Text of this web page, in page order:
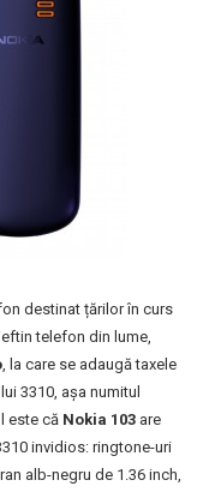
destinat țărilor în curs
telefon din lume,
, la care se adaugă taxele
3310, așa numitul
este că Nokia 103 are
invidios: ringtone-uri
alb-negru de 1.36 inch,